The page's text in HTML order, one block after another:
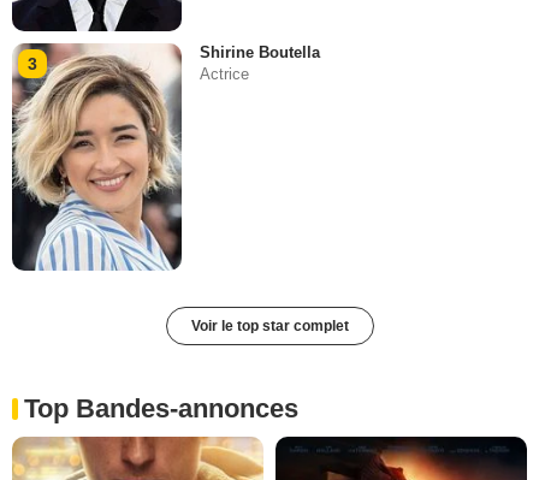
3
Shirine Boutella
Actrice
Voir le top star complet
Top Bandes-annonces